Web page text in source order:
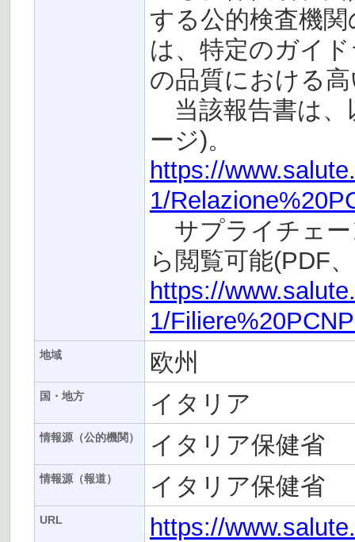
する公的検査機
は、特定のガイ
の品質における
当該報告書は、
ージ)。
https://
1/
サプライチェー
ら閲覧可能(PDF
https://
1/
地域 欧州
国・地方 イタリア
情報源（公的機関） イタリア保健省
情報源（報道） イタリア保健省
URL
https://